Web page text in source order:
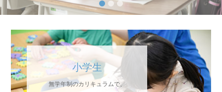
2
小学生
無学年制のカリキュラムで、